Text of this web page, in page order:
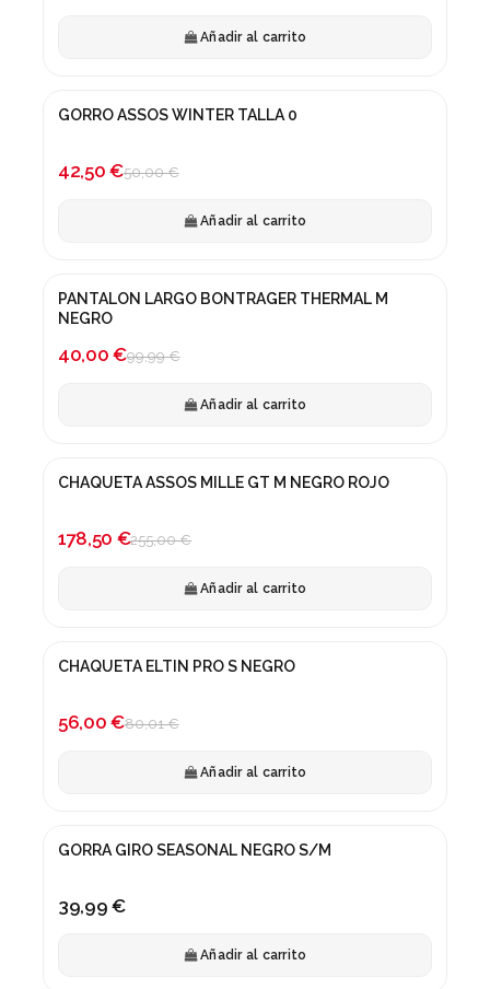
Añadir al carrito
¡En oferta!
GORRO ASSOS WINTER TALLA 0
42,50 €50,00 €
Añadir al carrito
¡En oferta!
PANTALON LARGO BONTRAGER THERMAL M
NEGRO
40,00 €99,99 €
Añadir al carrito
¡En oferta!
CHAQUETA ASSOS MILLE GT M NEGRO ROJO
178,50 €255,00 €
Añadir al carrito
¡En oferta!
CHAQUETA ELTIN PRO S NEGRO
56,00 €80,01 €
Añadir al carrito
GORRA GIRO SEASONAL NEGRO S/M
39,99 €
Añadir al carrito